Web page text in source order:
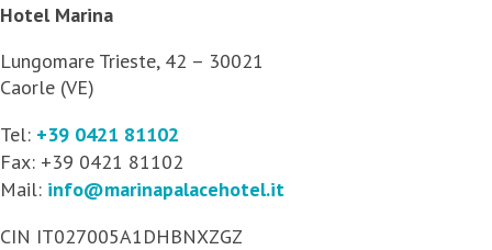
Hotel Marina
Lungomare Trieste, 42 – 30021
Caorle (VE)
Tel: +39 0421 81102
Fax: +39 0421 81102
Mail: info@marinapalacehotel.it
CIN IT027005A1DHBNXZGZ